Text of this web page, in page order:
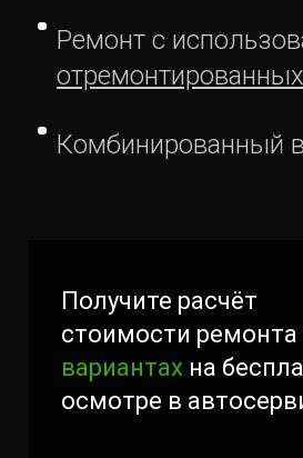
Ремонт с
отремонтированных
Комбинированный
Получите расчёт
стоимости ремонта
вариантах на
осмотре в